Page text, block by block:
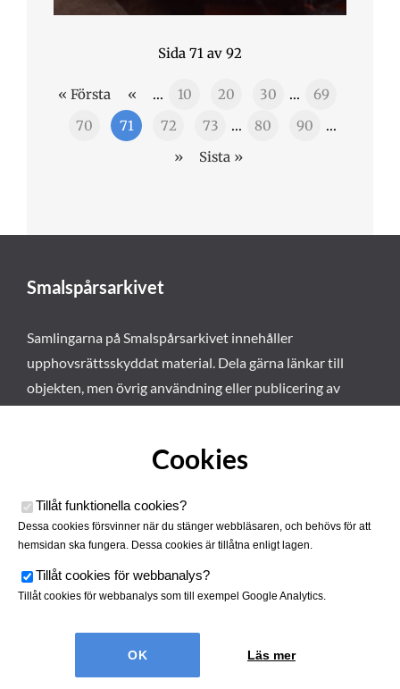
Sida 71 av 92
« Första « ... 10 20 30 ...
69
70
71 72 73 ... 80 90
...
»
Sista »
Smalspårsarkivet
Samlingarna på Smalspårsarkivet innehåller
upphovsrättsskyddat material. Dela gärna länkar till
objekten, men övrig användning eller publicering av
Smalspårsarkivet drivs av
Tjustbygdens Järnvägsförening
Cookies
Tillåt funktionella cookies?
Dessa cookies försvinner när du stänger webbläsaren, och behövs för att
hemsidan ska fungera. Dessa cookies är tillåtna enligt lagen.
Tillåt cookies för webbanalys?
Tillåt cookies för webbanalys som till exempel Google Analytics.
Läs mer
Cookies